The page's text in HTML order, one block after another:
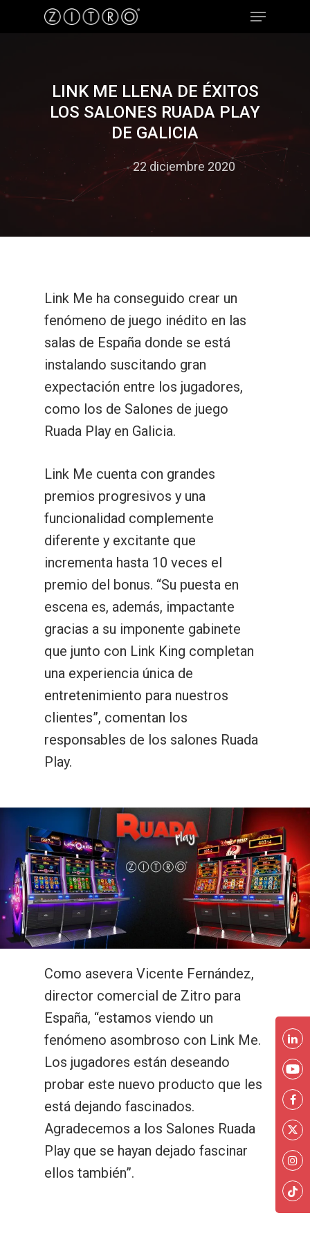
Hit enter to search or ESC to close
LINK ME LLENA DE ÉXITOS
LOS SALONES RUADA PLAY
DE GALICIA
22 diciembre 2020
Link Me ha conseguido crear un
fenómeno de juego inédito en las
salas de España donde se está
instalando suscitando gran
expectación entre los jugadores,
como los de Salones de juego
Ruada Play en Galicia.
Link Me cuenta con grandes
premios progresivos y una
funcionalidad complemente
diferente y excitante que
incrementa hasta 10 veces el
premio del bonus. “Su puesta en
escena es, además, impactante
gracias a su imponente gabinete
que junto con Link King completan
una experiencia única de
entretenimiento para nuestros
clientes”, comentan los
responsables de los salones Ruada
Play.
Como asevera Vicente Fernández,
director comercial de Zitro para
España, “estamos viendo un
fenómeno asombroso con Link Me.
Los jugadores están deseando
probar este nuevo producto que les
está dejando fascinados.
Agradecemos a los Salones Ruada
Play que se hayan dejado fascinar
ellos también”.